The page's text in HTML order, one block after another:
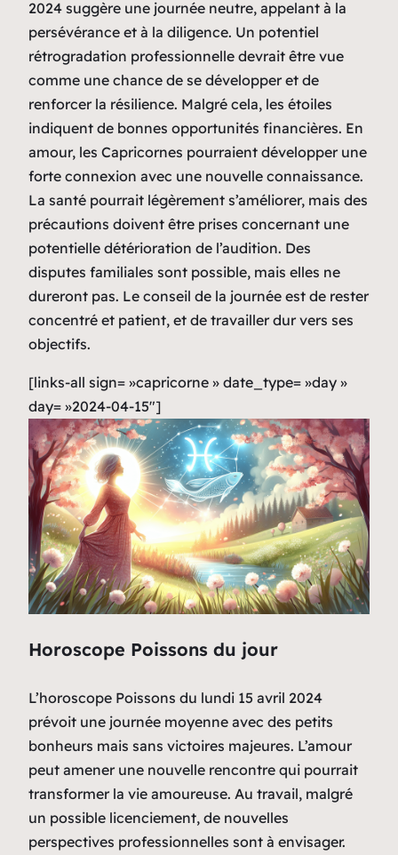
2024 suggère une journée neutre, appelant à la
persévérance et à la diligence. Un potentiel
rétrogradation professionnelle devrait être vue
comme une chance de se développer et de
renforcer la résilience. Malgré cela, les étoiles
indiquent de bonnes opportunités financières. En
amour, les Capricornes pourraient développer une
forte connexion avec une nouvelle connaissance.
La santé pourrait légèrement s’améliorer, mais des
précautions doivent être prises concernant une
potentielle détérioration de l’audition. Des
disputes familiales sont possible, mais elles ne
dureront pas. Le conseil de la journée est de rester
concentré et patient, et de travailler dur vers ses
objectifs.
[links-all sign= »capricorne » date_type= »day »
day= »2024-04-15″]
Horoscope Poissons du jour
L’horoscope Poissons du lundi 15 avril 2024
prévoit une journée moyenne avec des petits
bonheurs mais sans victoires majeures. L’amour
peut amener une nouvelle rencontre qui pourrait
transformer la vie amoureuse. Au travail, malgré
un possible licenciement, de nouvelles
perspectives professionnelles sont à envisager.